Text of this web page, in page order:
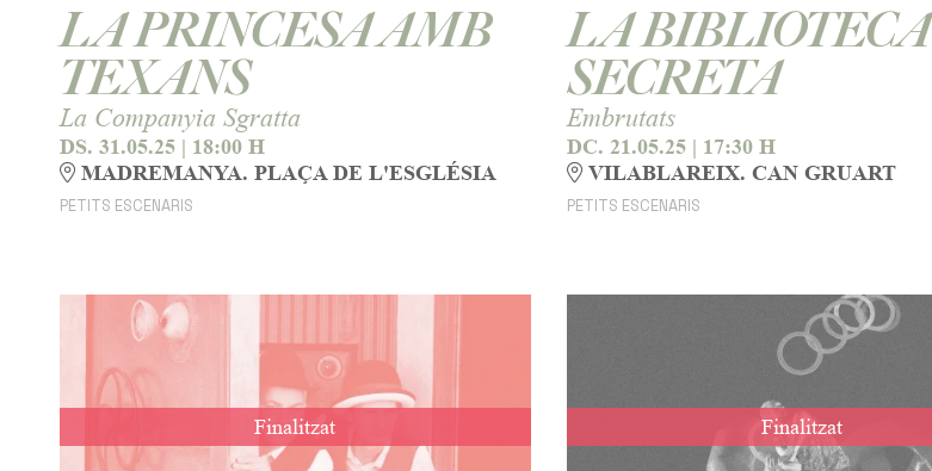
LA PRINCESA AMB
TEXANS
La Companyia Sgratta
DS. 31.05.25 | 18:00 H
MADREMANYA. PLAÇA DE L'ESGLÉSIA
PETITS ESCENARIS
LA BIBLIOTECA
SECRETA
Embrutats
DC. 21.05.25| 17:30 H
VILABLAREIX. CAN GRUART
PETITS ESCENARIS
Finalitzat Finalitzat